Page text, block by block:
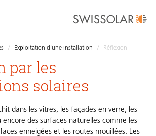
/ Exploitation d'une installation / Réflexion
par les
solaires
dans les vitres, les façades en verre, les
des surfaces naturelles comme les
enneigées et les routes mouillées. Les